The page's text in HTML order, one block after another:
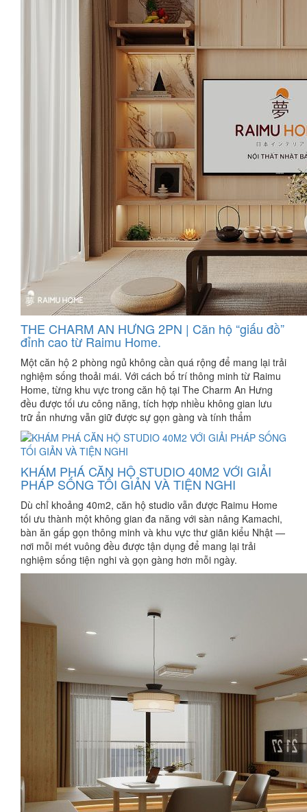
THE CHARM AN HƯNG 2PN | Căn hộ “giấu đồ”
đỉnh cao từ Raimu Home.
Một căn hộ 2 phòng ngủ không cần quá rộng để mang lại trải
nghiệm sống thoải mái. Với cách bố trí thông minh từ Raimu
Home, từng khu vực trong căn hộ tại The Charm An Hưng
đều được tối ưu công năng, tích hợp nhiều không gian lưu
trữ ẩn nhưng vẫn giữ được sự gọn gàng và tính thẩm
KHÁM PHÁ CĂN HỘ STUDIO 40M2 VỚI GIẢI
PHÁP SỐNG TỐI GIẢN VÀ TIỆN NGHI
Dù chỉ khoảng 40m2, căn hộ studio vẫn được Raimu Home
tối ưu thành một không gian đa năng với sàn nâng Kamachi,
bàn ăn gấp gọn thông minh và khu vực thư giãn kiểu Nhật —
nơi mỗi mét vuông đều được tận dụng để mang lại trải
nghiệm sống tiện nghi và gọn gàng hơn mỗi ngày.